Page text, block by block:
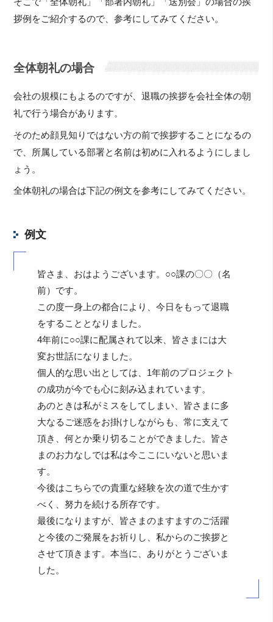
そこで「全体朝礼」「部署内朝礼」「送別会」の場合の挨
拶例をご紹介するので、参考にしてみてください。
全体朝礼の場合
会社の規模にもよるのですが、退職の挨拶を会社全体の朝
礼で行う場合があります。
そのため顔見知りではない方の前で挨拶することになるの
で、所属している部署と名前は初めに入れるようにしまし
ょう。
全体朝礼の場合は下記の例文を参考にしてみてください。
例文
皆さま、おはようございます。○○課の〇〇（名
前）です。
この度一身上の都合により、今日をもって退職
をすることとなりました。
4年前に○○課に配属されて以来、皆さまには大
変お世話になりました。
個人的な思い出としては、1年前のプロジェクト
の成功が今でも心に刻み込まれています。
あのときは私がミスをしてしまい、皆さまに多
大なるご迷惑をお掛けしながらも、常に支えて
頂き、何とか乗り切ることができました。皆さ
まのお力なしでは私は今ここにいないと思いま
す。
今後はこちらでの貴重な経験を次の道で生かす
べく、努力を続ける所存です。
最後になりますが、皆さまのますますのご活躍
と今後のご発展をお祈りし、私からのご挨拶と
させて頂きます。本当に、ありがとうございま
した。